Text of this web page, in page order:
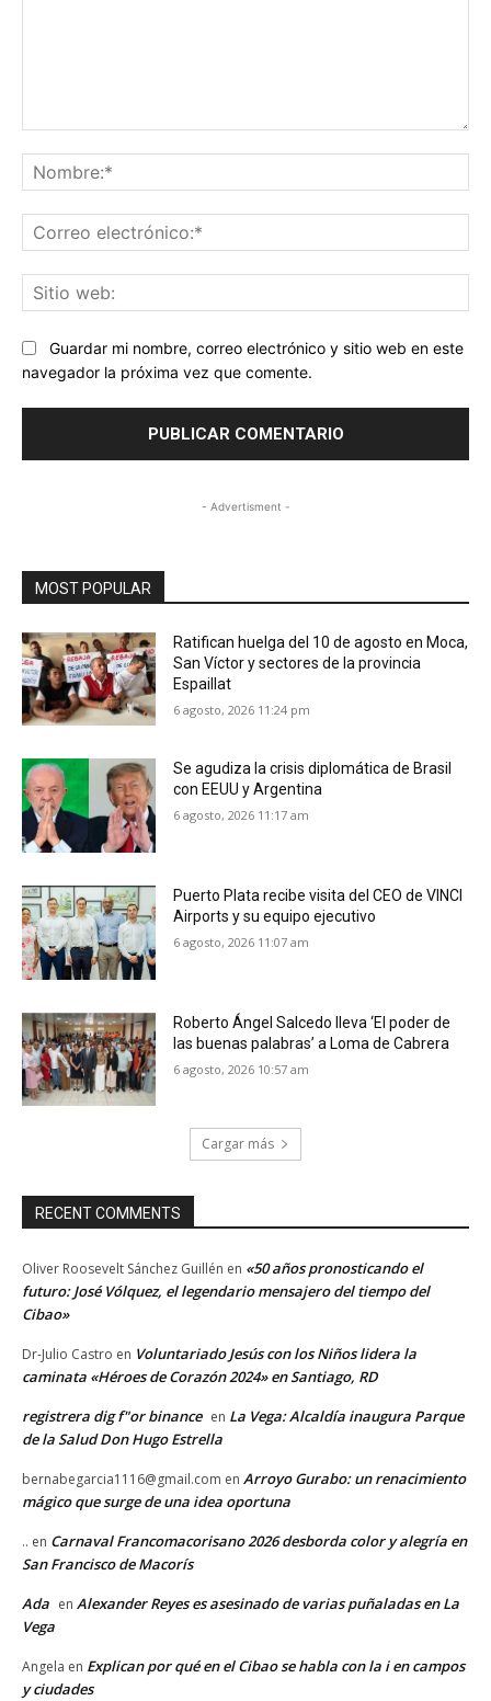
Guardar mi nombre, correo electrónico y sitio web en este
navegador la próxima vez que comente.
- Advertisment -
MOST POPULAR
Ratifican huelga del 10 de agosto en Moca,
San Víctor y sectores de la provincia
Espaillat
6 agosto, 2026 11:24 pm
Se agudiza la crisis diplomática de Brasil
con EEUU y Argentina
6 agosto, 2026 11:17 am
Puerto Plata recibe visita del CEO de VINCI
Airports y su equipo ejecutivo
6 agosto, 2026 11:07 am
Roberto Ángel Salcedo lleva ‘El poder de
las buenas palabras’ a Loma de Cabrera
6 agosto, 2026 10:57 am
Cargar más
RECENT COMMENTS
Oliver Roosevelt Sánchez Guillén en «50 años pronosticando el
futuro: José Vólquez, el legendario mensajero del tiempo del
Cibao»
Dr-Julio Castro en Voluntariado Jesús con los Niños lidera la
caminata «Héroes de Corazón 2024» en Santiago, RD
registrera dig f"or binance en La Vega: Alcaldía inaugura Parque
de la Salud Don Hugo Estrella
bernabegarcia1116@gmail.com en Arroyo Gurabo: un renacimiento
mágico que surge de una idea oportuna
.. en Carnaval Francomacorisano 2026 desborda color y alegría en
San Francisco de Macorís
Ada en Alexander Reyes es asesinado de varias puñaladas en La
Vega
Angela en Explican por qué en el Cibao se habla con la i en campos
y ciudades